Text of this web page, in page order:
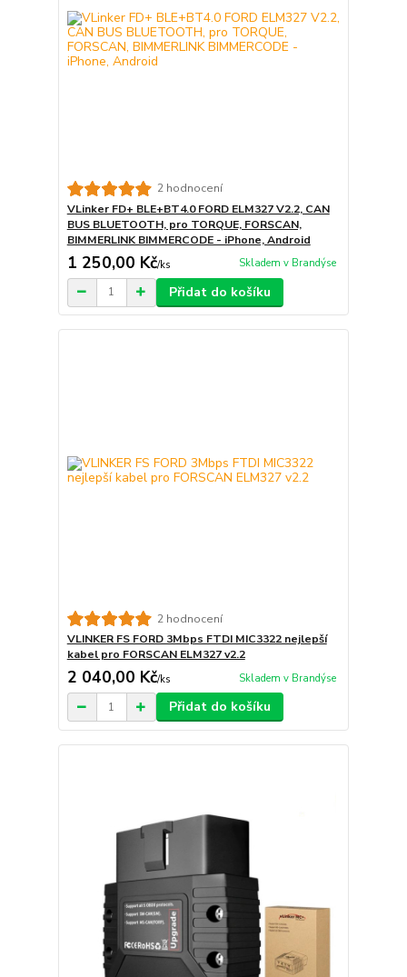
2 hodnocení
VLinker FD+ BLE+BT4.0 FORD ELM327 V2.2, CAN
BUS BLUETOOTH, pro TORQUE, FORSCAN,
BIMMERLINK BIMMERCODE - iPhone, Android
1 250,00 Kč/ks Skladem v Brandýse
Přidat do košíku
2 hodnocení
VLINKER FS FORD 3Mbps FTDI MIC3322 nejlepší
kabel pro FORSCAN ELM327 v2.2
2 040,00 Kč/ks Skladem v Brandýse
Přidat do košíku